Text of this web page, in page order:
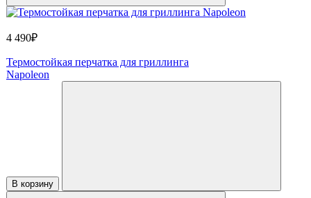
4 490₽
Термостойкая перчатка для гриллинга
Napoleon
В корзину